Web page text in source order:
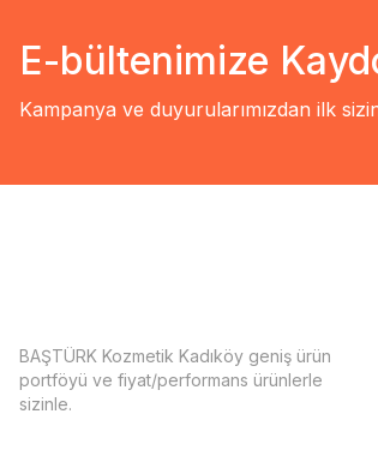
E-bültenimize
Kampanya ve duyurularımızdan ilk
BAŞTÜRK Kozmetik Kadıköy geniş ürün
portföyü ve fiyat/performans ürünlerle
sizinle.